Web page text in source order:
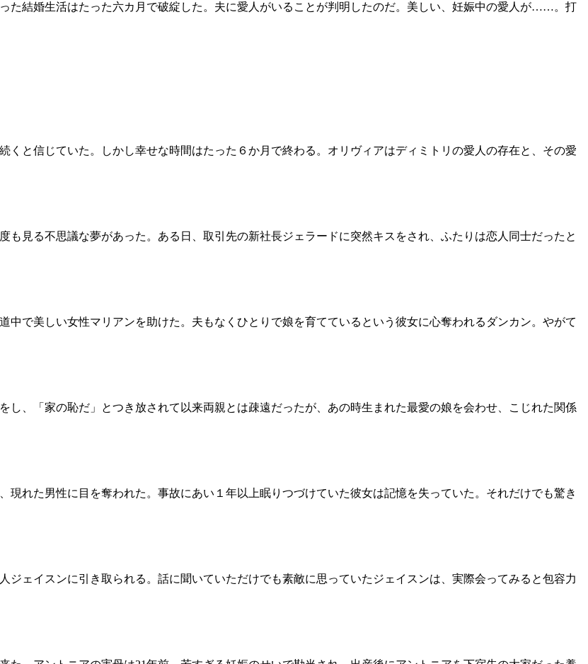
た結婚生活はたった六カ月で破綻した。夫に愛人がいることが判明したのだ。美しい、妊娠中の愛人が……。打
くと信じていた。しかし幸せな時間はたった６か月で終わる。オリヴィアはディミトリの愛人の存在と、その愛
見る不思議な夢があった。ある日、取引先の新社長ジェラードに突然キスをされ、ふたりは恋人同士だったと
で美しい女性マリアンを助けた。夫もなくひとりで娘を育てているという彼女に心奪われるダンカン。やがて
し、「家の恥だ」とつき放されて以来両親とは疎遠だったが、あの時生まれた最愛の娘を会わせ、こじれた関係
れた男性に目を奪われた。事故にあい１年以上眠りつづけていた彼女は記憶を失っていた。それだけでも驚き
ジェイスンに引き取られる。話に聞いていただけでも素敵に思っていたジェイスンは、実際会ってみると包容力